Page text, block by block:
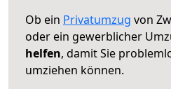
Ob ein Privatumzug von
oder ein gewerblicher
helfen, damit Sie
umziehen können.